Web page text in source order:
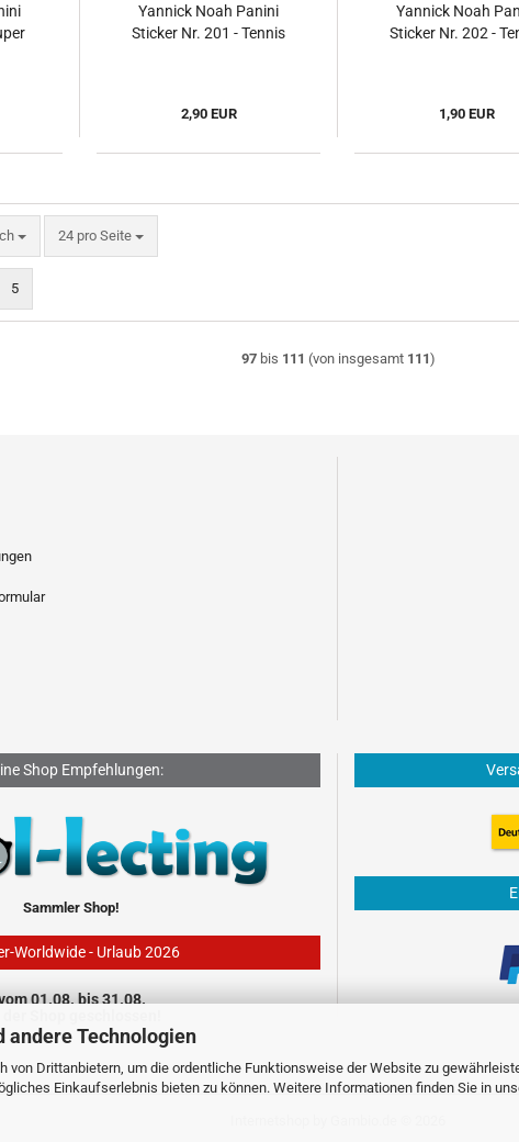
andere Technologien
von Drittanbietern, um die ordentliche Funktionsweise der Website zu
Einkaufserlebnis bieten zu können. Weitere Informationen finden Sie in
Yannick Noah Panini
Sticker Nr. 201 - Tennis
2,90 EUR
Yannick Noah
Sticker Nr. 202 -
1,90 EUR
24 pro Seite
pro Seite
5
97bis 111 (von insgesamt 111)
Shop Empfehlungen:
Sammler Shop!
Worldwide - Urlaub 2026
01.08. bis 31.08.